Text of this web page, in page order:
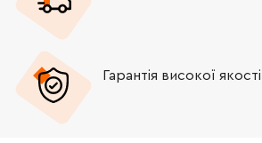
Гарантія високої якості